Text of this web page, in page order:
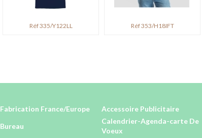
Réf 335/Y122LL Réf 353/H18IFT
Fabrication France/Europe Accessoire Publicitaire
Bureau
Calendrier-Agenda-carte De
Voeux